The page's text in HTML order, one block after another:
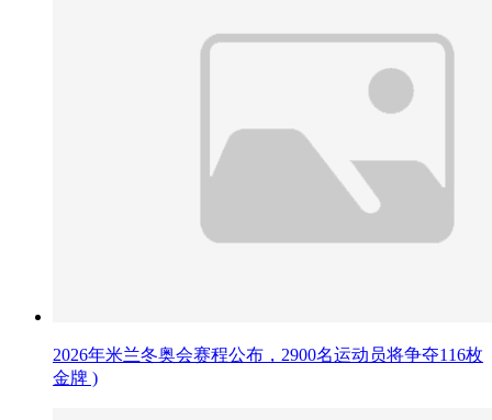
2026年米兰冬奥会赛程公布，2900名运动员将争夺116枚
金牌 )